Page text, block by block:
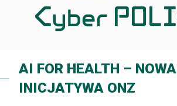
AI FOR HEALTH – NOWA
INICJATYWA ONZ